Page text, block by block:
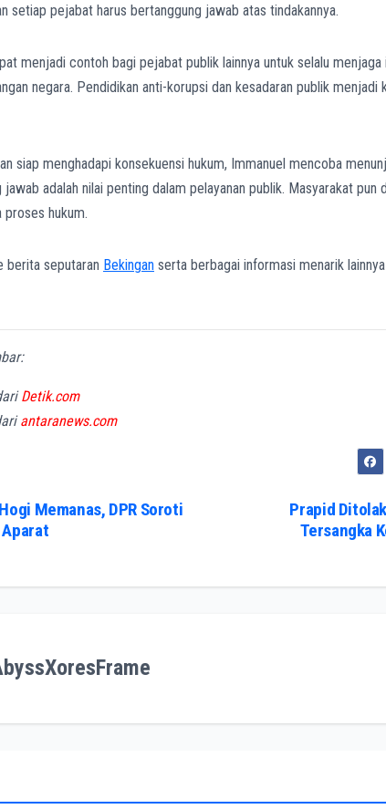
setiap pejabat harus bertanggung jawab atas tindakannya.
menjadi contoh bagi pejabat publik lainnya untuk selalu
negara. Pendidikan anti-korupsi dan kesadaran publik
siap menghadapi konsekuensi hukum, Immanuel mencoba
adalah nilai penting dalam pelayanan publik. Masyarakat pun
hukum.
berita seputaran Bekingan serta berbagai informasi menarik
Detik.com
antaranews.com
Prapid
Tersangka
Memanas, DPR Soroti